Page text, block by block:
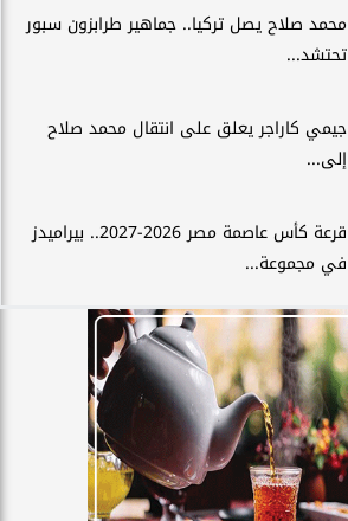
محمد صلاح يصل تركيا.. جماهير طرابزون سبور
تحتشد...
جيمي كاراجر يعلق على انتقال محمد صلاح
إلى...
قرعة كأس عاصمة مصر 2026-2027.. بيراميدز
في مجموعة...